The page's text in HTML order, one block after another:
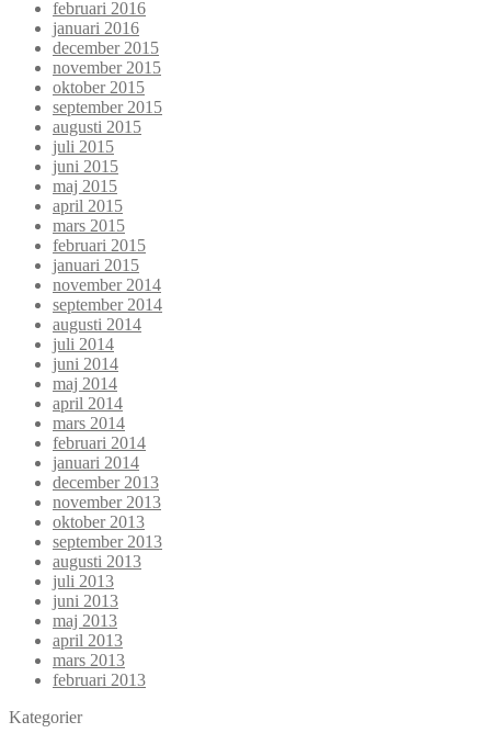
februari 2016
januari 2016
december 2015
november 2015
oktober 2015
september 2015
augusti 2015
juli 2015
juni 2015
maj 2015
april 2015
mars 2015
februari 2015
januari 2015
november 2014
september 2014
augusti 2014
juli 2014
juni 2014
maj 2014
april 2014
mars 2014
februari 2014
januari 2014
december 2013
november 2013
oktober 2013
september 2013
augusti 2013
juli 2013
juni 2013
maj 2013
april 2013
mars 2013
februari 2013
Kategorier